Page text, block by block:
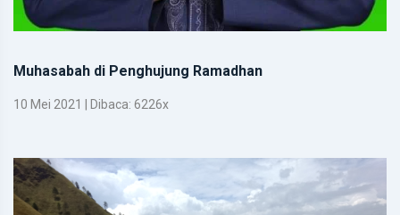
Muhasabah di Penghujung Ramadhan
10 Mei 2021 | Dibaca: 6226x